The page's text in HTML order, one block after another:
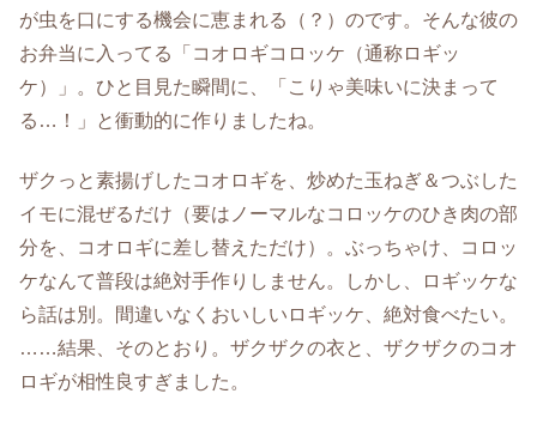
が虫を口にする機会に恵まれる（？）のです。そんな彼の
お弁当に入ってる「コオロギコロッケ（通称ロギッ
ケ）」。ひと目見た瞬間に、「こりゃ美味いに決まって
る…！」と衝動的に作りましたね。
ザクっと素揚げしたコオロギを、炒めた玉ねぎ＆つぶした
イモに混ぜるだけ（要はノーマルなコロッケのひき肉の部
分を、コオロギに差し替えただけ）。ぶっちゃけ、コロッ
ケなんて普段は絶対手作りしません。しかし、ロギッケな
ら話は別。間違いなくおいしいロギッケ、絶対食べたい。
……結果、そのとおり。ザクザクの衣と、ザクザクのコオ
ロギが相性良すぎました。